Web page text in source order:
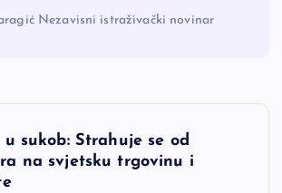
Nezavisni istraživački novinar
sukob: Strahuje se od
na svjetsku trgovinu i